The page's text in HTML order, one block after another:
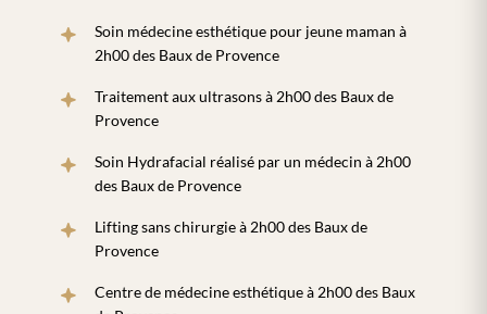
Soin médecine esthétique pour jeune maman à
2h00 des Baux de Provence
Traitement aux ultrasons à 2h00 des Baux de
Provence
Soin Hydrafacial réalisé par un médecin à 2h00
des Baux de Provence
Lifting sans chirurgie à 2h00 des Baux de
Provence
Centre de médecine esthétique à 2h00 des Baux